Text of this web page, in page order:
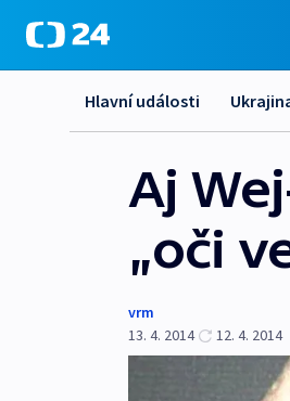
Hlavní události
Aj
„oči
vrm
13. 4. 2014
12. 4. 2014